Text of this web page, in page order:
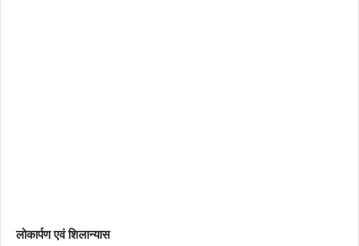
लोकार्पण एवं शिलान्यास